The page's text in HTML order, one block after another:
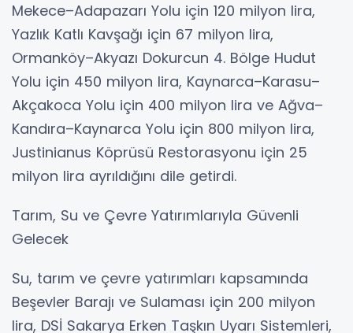
Mekece–Adapazarı Yolu için 120 milyon lira,
Yazlık Katlı Kavşağı için 67 milyon lira,
Ormanköy–Akyazı Dokurcun 4. Bölge Hudut
Yolu için 450 milyon lira, Kaynarca–Karasu–
Akçakoca Yolu için 400 milyon lira ve Ağva–
Kandıra–Kaynarca Yolu için 800 milyon lira,
Justinianus Köprüsü Restorasyonu için 25
milyon lira ayrıldığını dile getirdi.
Tarım, Su ve Çevre Yatırımlarıyla Güvenli
Gelecek
Su, tarım ve çevre yatırımları kapsamında
Beşevler Barajı ve Sulaması için 200 milyon
lira, DSİ Sakarya Erken Taşkın Uyarı Sistemleri,